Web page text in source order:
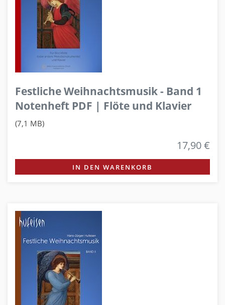
Festliche Weihnachtsmusik - Band 1
Notenheft PDF | Flöte und Klavier
(7,1 MB)
17,90 €
IN DEN WARENKORB